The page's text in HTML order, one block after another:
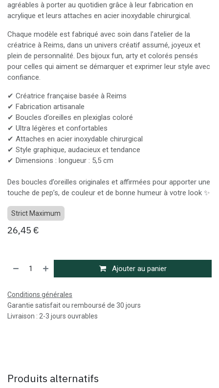
agréables à porter au quotidien grâce à leur fabrication en
acrylique et leurs attaches en acier inoxydable chirurgical.
Chaque modèle est fabriqué avec soin dans l’atelier de la
créatrice à Reims, dans un univers créatif assumé, joyeux et
plein de personnalité. Des bijoux fun, arty et colorés pensés
pour celles qui aiment se démarquer et exprimer leur style avec
confiance.
✔ Créatrice française basée à Reims
✔ Fabrication artisanale
✔ Boucles d’oreilles en plexiglas coloré
✔ Ultra légères et confortables
✔ Attaches en acier inoxydable chirurgical
✔ Style graphique, audacieux et tendance
✔ Dimensions : longueur : 5,5 cm
Des boucles d’oreilles originales et affirmées pour apporter une
touche de pep’s, de couleur et de bonne humeur à votre look ✨
Strict Maximum
26,45 €
Ajouter au panier
Conditions générales
Garantie satisfait ou remboursé de 30 jours
Livraison : 2-3 jours ouvrables
Produits alternatifs